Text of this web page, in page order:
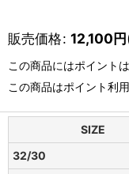
販売価格: 12,100円
この商品にはポイント
この商品はポイント利
SIZE
32/30